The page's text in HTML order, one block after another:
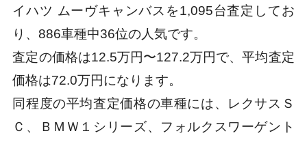
イハツ ムーヴキャンバスを1,095台査定してお
り、886車種中36位の人気です。
査定の価格は12.5万円〜127.2万円で、平均査定
価格は72.0万円になります。
同程度の平均査定価格の車種には、レクサスＳ
Ｃ、ＢＭＷ１シリーズ、フォルクスワーゲント